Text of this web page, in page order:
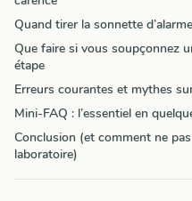
Quand tirer la sonnette
Que faire si vous soupçonnez
étape
Erreurs courantes et mythes
Mini-FAQ : l’essentiel en
Conclusion (et comment ne
laboratoire)